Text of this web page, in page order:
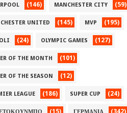
(146) MANCHESTER CITY (59)
UNITED (145) MVP (195)
(24) OLYMPIC GAMES (127)
OF THE MONTH (101)
OF THE SEASON (12)
LEAGUE (186) SUPER CUP (24)
(15) ΓΕΡΜΑΝΙΑ (342)